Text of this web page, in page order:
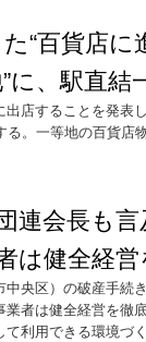
“百貨店
に、駅直結
店することを発表
。一等地の百貨店
連会長も
は健全経営
央区）の破産手続
者は健全経営を徹
利用できる環境づ